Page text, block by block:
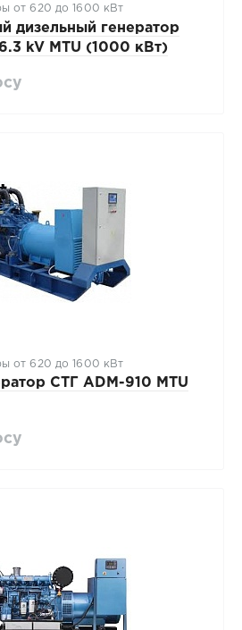
от 620 до 1600 кВт
дизельный генератор
kV MTU (1000 кВт)
от 620 до 1600 кВт
СТГ ADM-910 MTU